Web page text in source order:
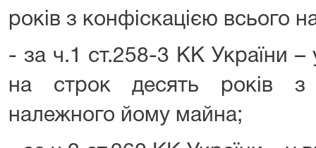
років з конфіскацією всього
- за ч.1 ст.258-3 КК України –
на строк десять років з
належного йому майна;